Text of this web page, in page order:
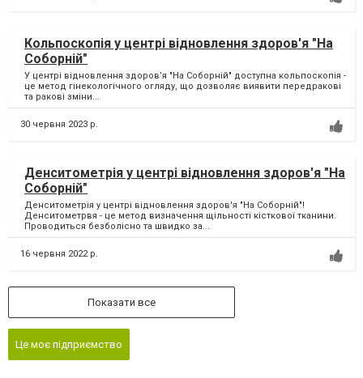
Кольпоскопія у центрі відновлення здоров'я "На
Соборній"
У центрі відновлення здоров’я "На Соборній" доступна кольпоскопія -
це метод гінекологічного огляду, що дозволяє виявити передракові
та ракові зміни...
30 червня 2023 р.
Денситометрія у центрі відновлення здоров'я "На
Соборній"
Денситометрія у центрі відновлення здоров'я "На Соборній"!
Денситометрвя - це метод визначення щільності кісткової тканини.
Проводиться безболісно та швидко за...
16 червня 2022 р.
Показати все
Це моє підприємство